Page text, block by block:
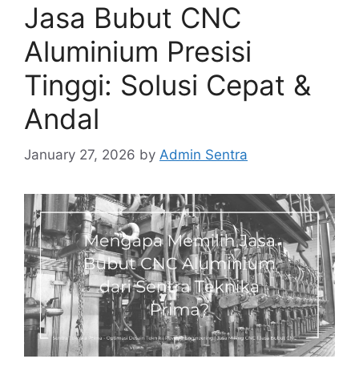
Jasa Bubut CNC
Aluminium Presisi
Tinggi: Solusi Cepat &
Andal
January 27, 2026 by Admin Sentra